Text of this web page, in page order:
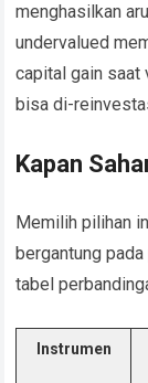
menghasilkan
undervalued
capital gain saat
bisa di-
Kapan
Memilih pilihan
bergantung
tabel
Instrumen